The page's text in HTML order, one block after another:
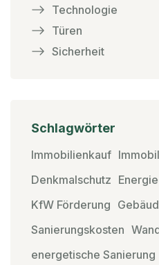
Technologie
Türen
Sicherheit
Schlagwörter
Immobilienkauf
Denkmalschutz
KfW Förderung
Sanierungskosten
energetische Sanierung